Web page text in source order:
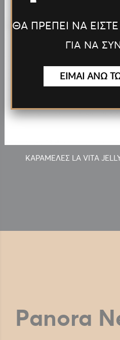
ΚΑΡΑΜΕΛΕΣ LA VITA
Panora
ΘΑ ΠΡΕΠΕΙ ΝΑ
ΓΙΑ ΝΑ
ΕΙΜΑΙ ΑΝΩ